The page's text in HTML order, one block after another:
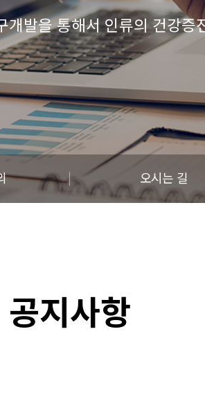
개발을 통해서 인류의 건강증
오시는 길
공지사항